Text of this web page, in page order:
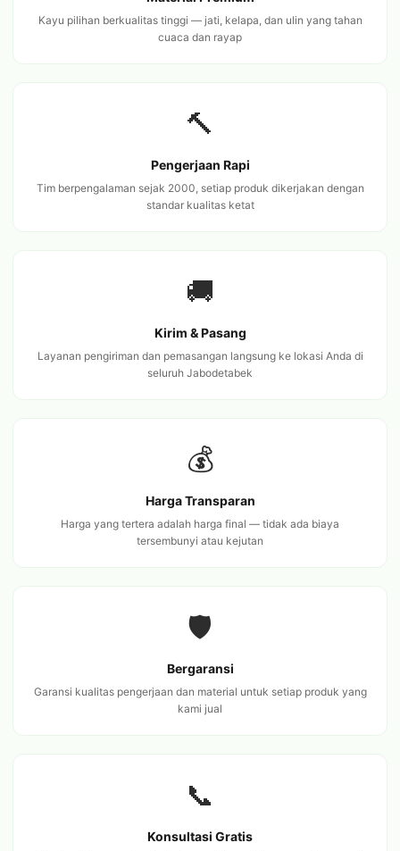
Kayu pilihan berkualitas tinggi — jati, kelapa, dan ulin yang tahan
cuaca dan rayap
🔨
Pengerjaan Rapi
Tim berpengalaman sejak 2000, setiap produk dikerjakan dengan
standar kualitas ketat
🚚
Kirim & Pasang
Layanan pengiriman dan pemasangan langsung ke lokasi Anda di
seluruh Jabodetabek
💰
Harga Transparan
Harga yang tertera adalah harga final — tidak ada biaya
tersembunyi atau kejutan
🛡️
Bergaransi
Garansi kualitas pengerjaan dan material untuk setiap produk yang
kami jual
📞
Konsultasi Gratis